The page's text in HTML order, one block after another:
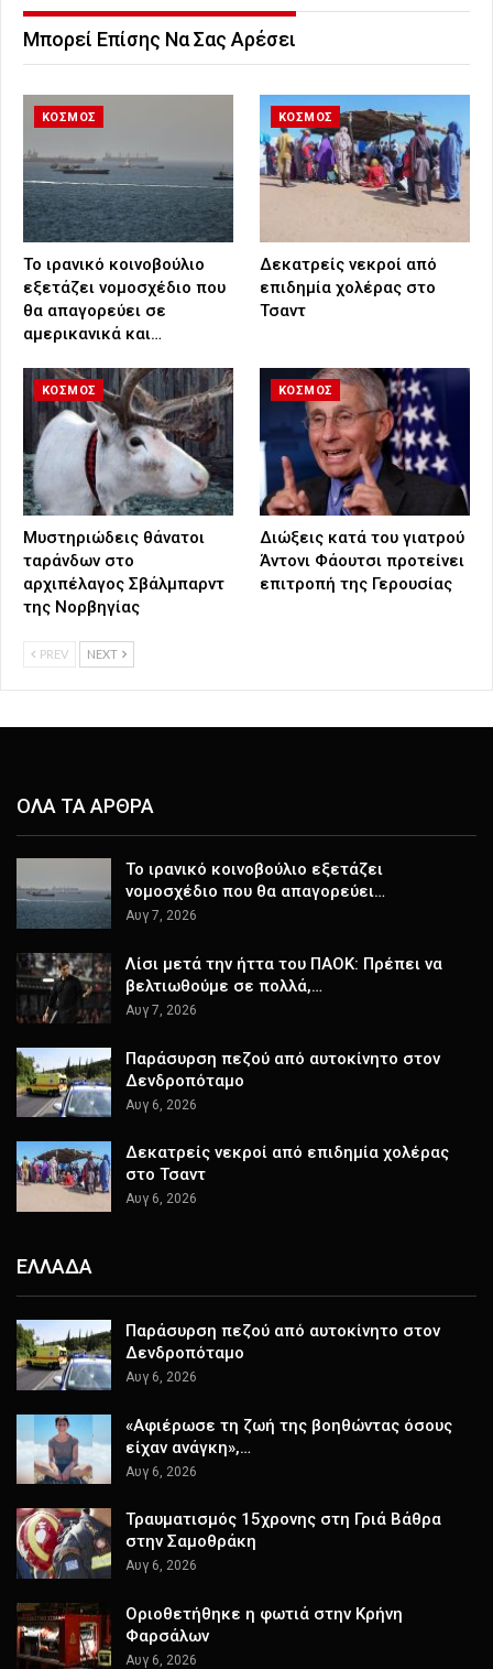
Μπορεί Επίσης Να Σας Αρέσει
ΚΟΣΜΟΣ
Το ιρανικό κοινοβούλιο
εξετάζει νομοσχέδιο που
θα απαγορεύει σε
αμερικανικά και…
ΚΟΣΜΟΣ
Δεκατρείς νεκροί από
επιδημία χολέρας στο
Τσαντ
ΚΟΣΜΟΣ
Μυστηριώδεις θάνατοι
ταράνδων στο
αρχιπέλαγος Σβάλμπαρντ
της Νορβηγίας
ΚΟΣΜΟΣ
Διώξεις κατά του γιατρού
Άντονι Φάουτσι προτείνει
επιτροπή της Γερουσίας
PREV NEXT
ΟΛΑ ΤΑ ΑΡΘΡΑ
Το ιρανικό κοινοβούλιο εξετάζει
νομοσχέδιο που θα απαγορεύει…
Αυγ 7, 2026
Λίσι μετά την ήττα του ΠΑΟΚ: Πρέπει να
βελτιωθούμε σε πολλά,…
Αυγ 7, 2026
Παράσυρση πεζού από αυτοκίνητο στον
Δενδροπόταμο
Αυγ 6, 2026
Δεκατρείς νεκροί από επιδημία χολέρας
στο Τσαντ
Αυγ 6, 2026
ΕΛΛΑΔΑ
Παράσυρση πεζού από αυτοκίνητο στον
Δενδροπόταμο
Αυγ 6, 2026
«Αφιέρωσε τη ζωή της βοηθώντας όσους
είχαν ανάγκη»,…
Αυγ 6, 2026
Τραυματισμός 15χρονης στη Γριά Βάθρα
στην Σαμοθράκη
Αυγ 6, 2026
Οριοθετήθηκε η φωτιά στην Κρήνη
Φαρσάλων
Αυγ 6, 2026